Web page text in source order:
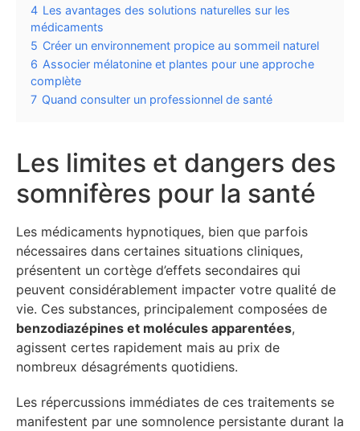
4 Les avantages des solutions naturelles sur les
médicaments
5 Créer un environnement propice au sommeil naturel
6 Associer mélatonine et plantes pour une approche
complète
7 Quand consulter un professionnel de santé
Les limites et dangers des
somnifères pour la santé
Les médicaments hypnotiques, bien que parfois
nécessaires dans certaines situations cliniques,
présentent un cortège d’effets secondaires qui
peuvent considérablement impacter votre qualité de
vie. Ces substances, principalement composées de
benzodiazépines et molécules apparentées,
agissent certes rapidement mais au prix de
nombreux désagréments quotidiens.
Les répercussions immédiates de ces traitements se
manifestent par une somnolence persistante durant la